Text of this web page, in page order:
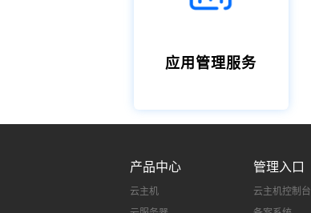
应用管理服务
产品中心
云主机
管理入口
云主机控制台